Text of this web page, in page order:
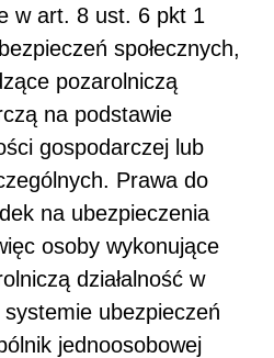
w art. 8 ust. 6 pkt 1
społecznych,
pozarolniczą
na podstawie
gospodarczej lub
Prawa do
na ubezpieczenia
osoby wykonujące
działalność w
ubezpieczeń
jednoosobowej